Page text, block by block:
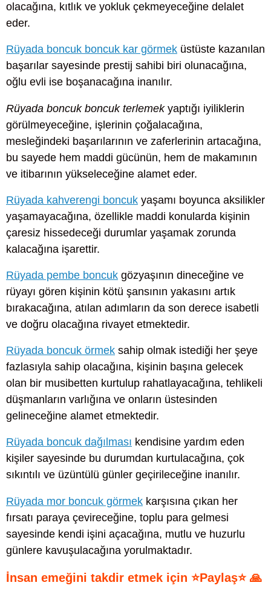
olacağına, kıtlık ve yokluk çekmeyeceğine delalet
eder.
Rüyada boncuk boncuk kar görmek üstüste kazanılan
başarılar sayesinde prestij sahibi biri olunacağına,
oğlu evli ise boşanacağına inanılır.
Rüyada boncuk boncuk terlemekyaptığı iyiliklerin
görülmeyeceğine, işlerinin çoğalacağına,
mesleğindeki başarılarının ve zaferlerinin artacağına,
bu sayede hem maddi gücünün, hem de makamının
ve itibarının yükseleceğine alamet eder.
Rüyada kahverengi boncuk yaşamı boyunca aksilikler
yaşamayacağına, özellikle maddi konularda kişinin
çaresiz hissedeceği durumlar yaşamak zorunda
kalacağına işarettir.
Rüyada pembe boncuk gözyaşının dineceğine ve
rüyayı gören kişinin kötü şansının yakasını artık
bırakacağına, atılan adımların da son derece isabetli
ve doğru olacağına rivayet etmektedir.
Rüyada boncuk örmek sahip olmak istediği her şeye
fazlasıyla sahip olacağına, kişinin başına gelecek
olan bir musibetten kurtulup rahatlayacağına, tehlikeli
düşmanların varlığına ve onların üstesinden
gelineceğine alamet etmektedir.
Rüyada boncuk dağılması kendisine yardım eden
kişiler sayesinde bu durumdan kurtulacağına, çok
sıkıntılı ve üzüntülü günler geçirileceğine inanılır.
Rüyada mor boncuk görmek karşısına çıkan her
fırsatı paraya çevireceğine, toplu para gelmesi
sayesinde kendi işini açacağına, mutlu ve huzurlu
günlere kavuşulacağına yorulmaktadır.
İnsan emeğini takdir etmek için ⭐Paylaş⭐ 🙏